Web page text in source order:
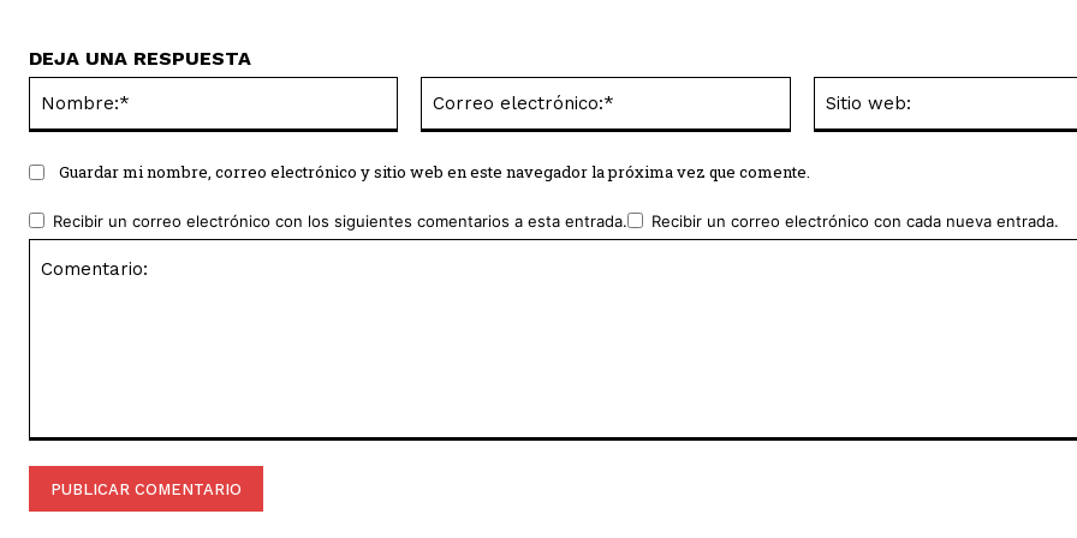
DEJA UNA RESPUESTA
electrónico:*
Guardar mi nombre, correo electrónico y sitio web en este navegador la próxima vez que comente.
Recibir un correo electrónico con los siguientes comentarios a esta entrada. Recibir un correo electrónico con cada nueva entrada.